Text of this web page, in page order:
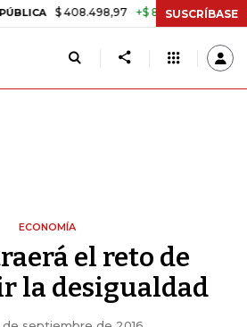
$ 408.498,97 +$ 8.753,81 +2,19%
SUSCRÍBASE
ECONOMÍA
el reto de
la desigualdad